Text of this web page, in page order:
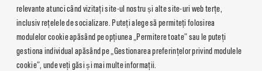
relevante atunci când vizitați site-ul nostru și alte site-uri web terțe,
inclusiv rețelele de socializare. Puteți alege să permiteți folosirea
modulelor cookie apăsând pe opțiunea „Permitere toate” sau le puteți
gestiona individual apăsând pe „Gestionarea preferințelor privind modulele
cookie”, unde veți găsi și mai multe informații.